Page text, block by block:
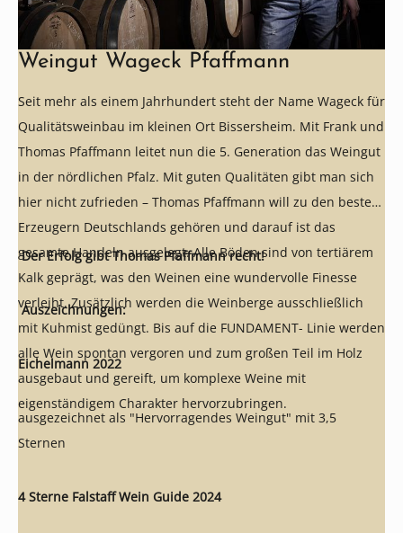
Weingut Wageck Pfaffmann
Seit mehr als einem Jahrhundert steht der Name Wageck für
Qualitätsweinbau im kleinen Ort Bissersheim. Mit Frank und
Thomas Pfaffmann leitet nun die 5. Generation das Weingut
in der nördlichen Pfalz. Mit guten Qualitäten gibt man sich
hier nicht zufrieden – Thomas Pfaffmann will zu den besten
Erzeugern Deutschlands gehören und darauf ist das
gesamte Handeln ausgelegt. Alle Böden sind von tertiärem
Kalk geprägt, was den Weinen eine wundervolle Finesse
verleiht. Zusätzlich werden die Weinberge ausschließlich
mit Kuhmist gedüngt. Bis auf die FUNDAMENT- Linie werden
alle Wein spontan vergoren und zum großen Teil im Holz
ausgebaut und gereift, um komplexe Weine mit
eigenständigem Charakter hervorzubringen.
Der Erfolg gibt Thomas Pfaffmann recht!
Auszeichnungen:
Eichelmann 2022
ausgezeichnet als "Hervorragendes Weingut" mit 3,5
Sternen
4 Sterne Falstaff Wein Guide 2024